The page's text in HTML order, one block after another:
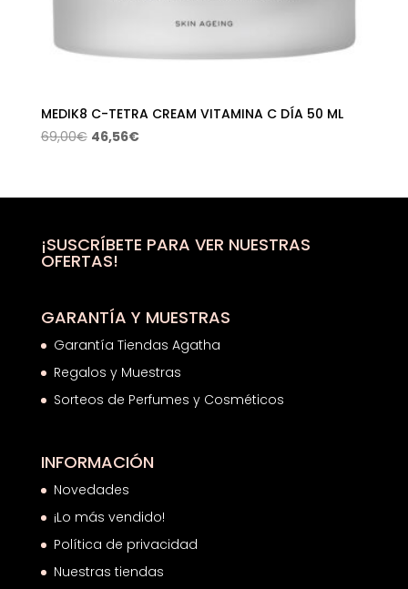
MEDIK8 C-TETRA CREAM VITAMINA C DÍA 50 ML
69,00€ El
era:
46,56€El
es:
¡SUSCRÍBETE PARA VER NUESTRAS
OFERTAS!
GARANTÍA Y MUESTRAS
Garantía Tiendas Agatha
Regalos y Muestras
Sorteos de Perfumes y Cosméticos
INFORMACIÓN
Novedades
¡Lo más vendido!
Política de privacidad
Nuestras tiendas